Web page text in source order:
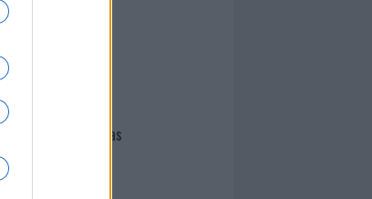
I nostri cari
Giovannimaria Cabras